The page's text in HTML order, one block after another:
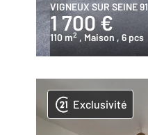
VIGNEUX SUR SEINE 91
1 700 €
110 m2 , Maison , 6 pcs
Exclusivité